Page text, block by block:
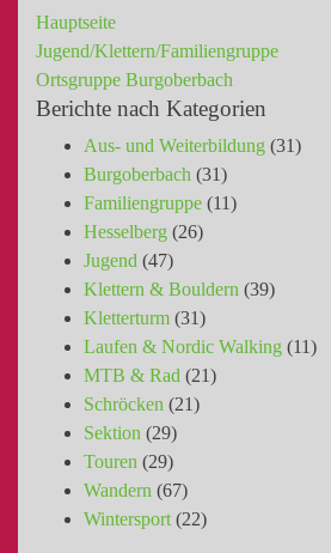
Hauptseite
Jugend/Klettern/Familiengruppe
Ortsgruppe Burgoberbach
Berichte nach Kategorien
Aus- und Weiterbildung (31)
Burgoberbach (31)
Familiengruppe (11)
Hesselberg (26)
Jugend (47)
Klettern & Bouldern (39)
Kletterturm (31)
Laufen & Nordic Walking (11)
MTB & Rad (21)
Schröcken (21)
Sektion (29)
Touren (29)
Wandern (67)
Wintersport (22)